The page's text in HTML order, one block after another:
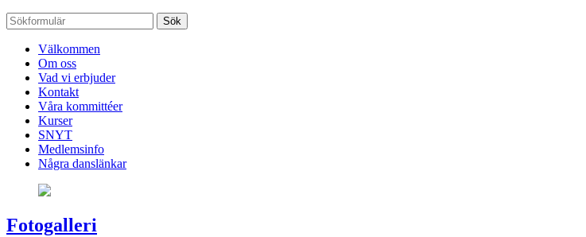
Sök
Välkommen
Om oss
Vad vi erbjuder
Kontakt
Våra kommittéer
Kurser
SNYT
Medlemsinfo
Några danslänkar
Fotogalleri